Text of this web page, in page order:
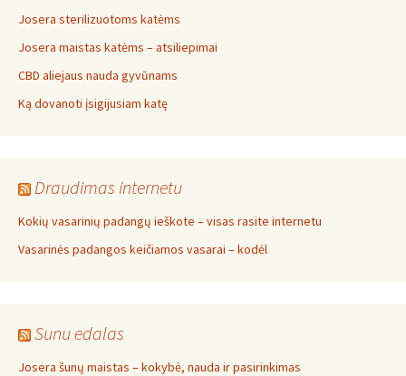
Josera sterilizuotoms katėms
Josera maistas katėms – atsiliepimai
CBD aliejaus nauda gyvūnams
Ką dovanoti įsigijusiam katę
Draudimas internetu
Kokių vasarinių padangų ieškote – visas rasite internetu
Vasarinės padangos keičiamos vasarai – kodėl
Sunu edalas
Josera šunų maistas – kokybė, nauda ir pasirinkimas